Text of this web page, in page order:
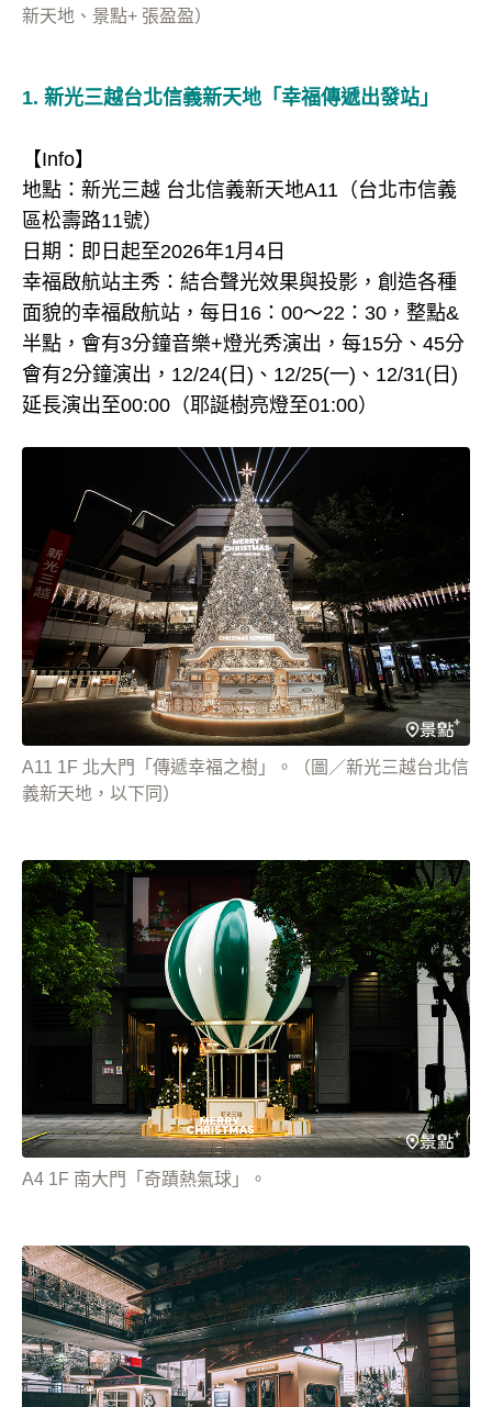
新天地、景點+ 張盈盈）
1. 新光三越台北信義新天地「 幸福傳遞出發站」
【Info】
地點：新光三越 台北信義新天地A11（台北市信義
區松壽路11號）
日期：即日起至2026年1月4日
幸福啟航站主秀：結合聲光效果與投影，創造各種
面貌的幸福啟航站，每日16：00～22：30，整點&
半點，會有3分鐘音樂+燈光秀演出，每15分、45分
會有2分鐘演出，12/24(日)、12/25(一)、12/31(日)
延長演出至00:00（耶誕樹亮燈至01:00）
A11 1F 北大門「傳遞幸福之樹」。（圖／新光三越台北信
義新天地，以下同）
A4 1F 南大門「奇蹟熱氣球」。